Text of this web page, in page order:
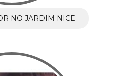
NO JARDIM NICE